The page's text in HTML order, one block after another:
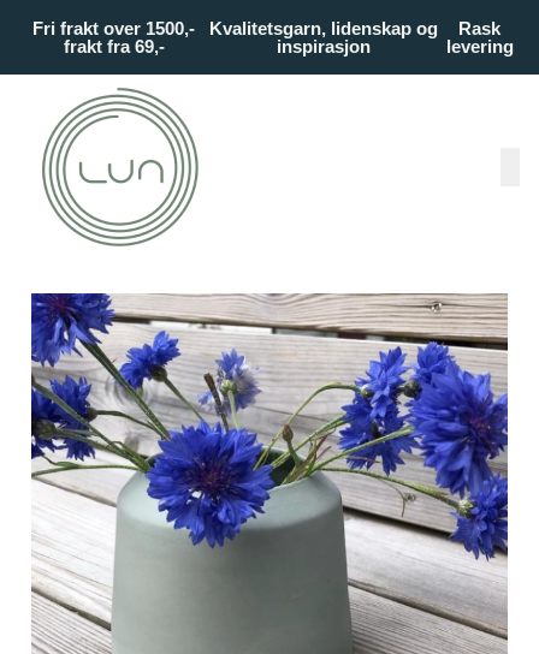
Fri frakt over 1500,-
frakt fra 69,-
Kvalitetsgarn, lidenskap og
inspirasjon
Rask
levering